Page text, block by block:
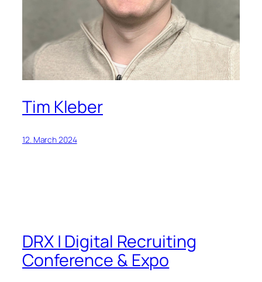
Tim Kleber
12. March 2024
DRX | Digital Recruiting
Conference & Expo